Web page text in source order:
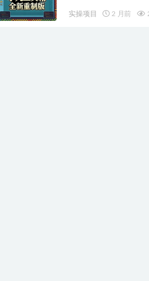
实操项目 2 月前